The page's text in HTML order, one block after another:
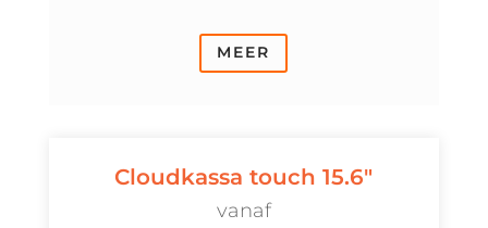
MEER
Cloudkassa touch 15.6"
vanaf